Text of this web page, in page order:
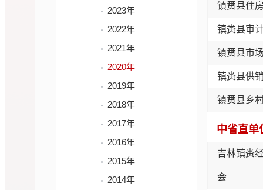
2023年
2022年
2021年
2020年
2019年
2018年
2017年
2016年
2015年
2014年
镇赉县住
镇赉县审
镇赉县市
镇赉县供
镇赉县乡
中省直单
吉林镇赉
会